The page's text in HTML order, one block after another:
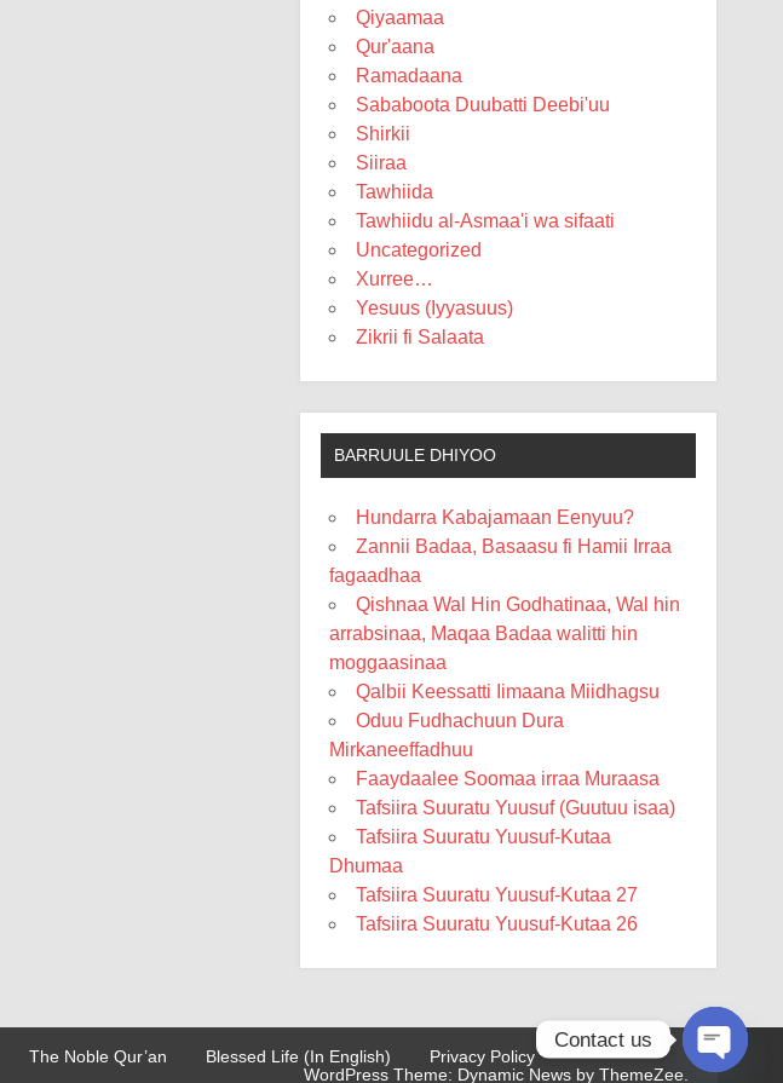
Qiyaamaa
Qur'aana
Ramadaana
Sababoota Duubatti Deebi'uu
Shirkii
Siiraa
Tawhiida
Tawhiidu al-Asmaa'i wa sifaati
Uncategorized
Xurree…
Yesuus (Iyyasuus)
Zikrii fi Salaata
BARRUULE DHIYOO
Hundarra Kabajamaan Eenyuu?
Zannii Badaa, Basaasu fi Hamii Irraa
fagaadhaa
Qishnaa Wal Hin Godhatinaa, Wal hin
arrabsinaa, Maqaa Badaa walitti hin
moggaasinaa
Qalbii Keessatti Iimaana Miidhagsu
Oduu Fudhachuun Dura
Mirkaneeffadhuu
Faaydaalee Soomaa irraa Muraasa
Tafsiira Suuratu Yuusuf (Guutuu isaa)
Tafsiira Suuratu Yuusuf-Kutaa
Dhumaa
Tafsiira Suuratu Yuusuf-Kutaa 27
Tafsiira Suuratu Yuusuf-Kutaa 26
The Noble Qur’an Blessed Life (In English)
Privacy Policy
WordPress Theme: Dynamic News by ThemeZee.
Contact us